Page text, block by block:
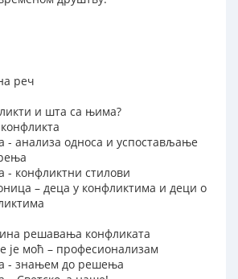
реч
и шта са њима?
- анализа односа и успостављање
- конфликтни стилови
– деца у конфликтима и деци о
решавања конфликата
је моћ – професионализам
- знањем до решења